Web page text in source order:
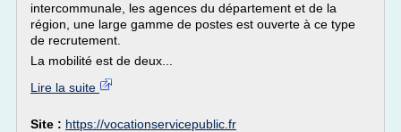
intercommunale, les agences du département et de la
région, une large gamme de postes est ouverte à ce type
de recrutement.
La mobilité est de deux...
Lire la suite
Site : https://vocationservicepublic.fr